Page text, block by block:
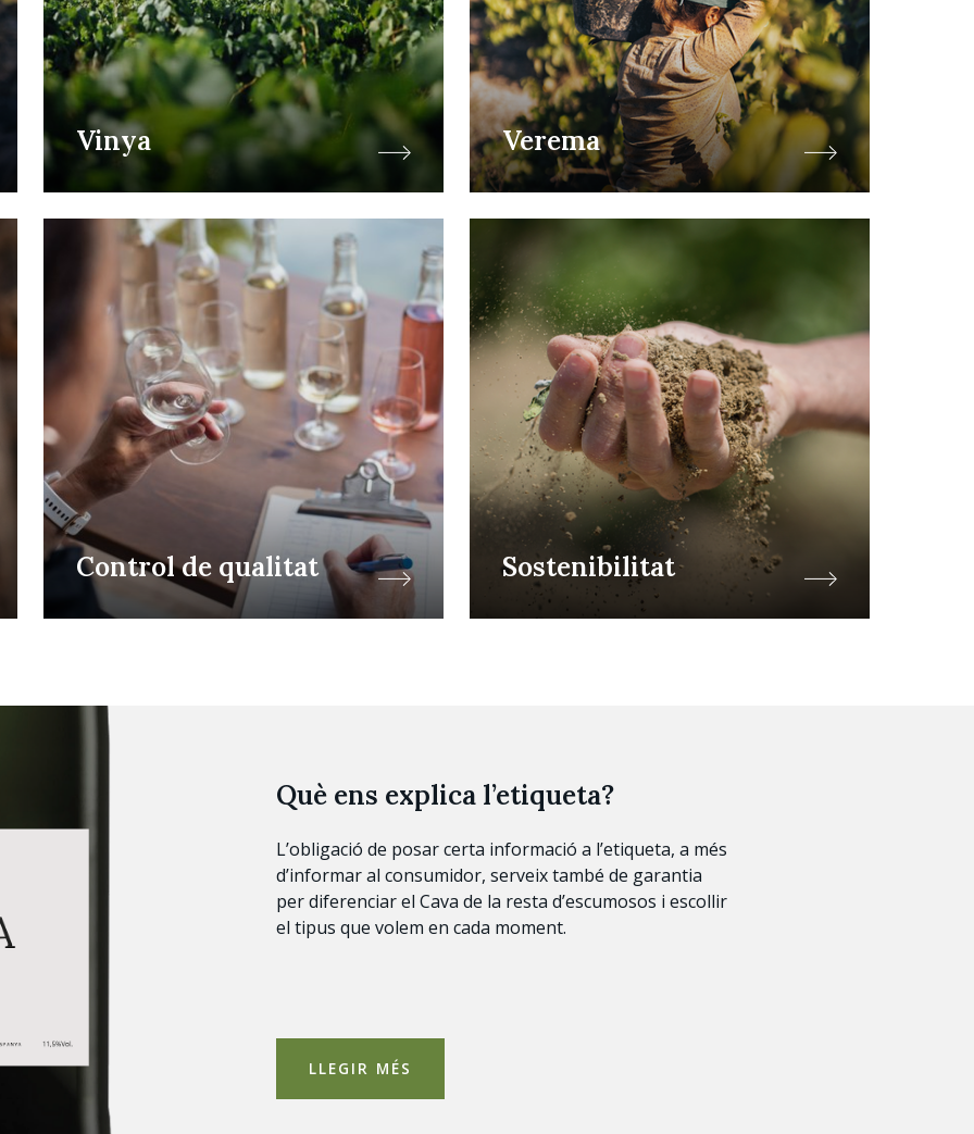
Vinya Verema
Control de qualitat Sostenibilitat
Què ens explica l’etiqueta?
L’obligació de posar certa informació a l’etiqueta, a més
d’informar al consumidor, serveix també de garantia
per diferenciar el Cava de la resta d’escumosos i escollir
el tipus que volem en cada moment.
LLEGIR MÉS